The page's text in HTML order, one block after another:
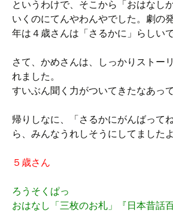
というわけで、そこから「おはなし
いくのにてんやわんやでした。劇の
年は４歳さんは「さるかに」らしいで
さて、かめさんは、しっかりストー
れました。
すいぶん聞く力がついてきたなあっ
帰りしなに、「さるかにがんばって
ら、みんなうれしそうにしてましたよ
５歳さん
ろうそくぱっ
おはなし「三枚のお札」『日本昔話